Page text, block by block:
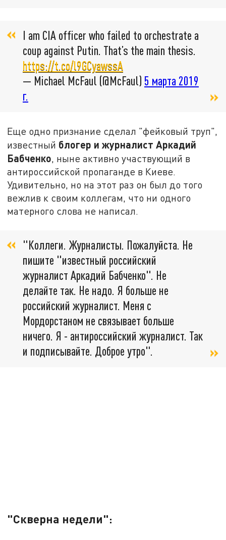
I am CIA officer who failed to orchestrate a
coup against Putin. That’s the main thesis.
https://t.co/l9GCyawssA
— Michael McFaul (@McFaul) 5 марта 2019
г.
Еще одно признание сделал "фейковый труп",
известный блогер и журналист Аркадий
Бабченко, ныне активно участвующий в
антироссийской пропаганде в Киеве.
Удивительно, но на этот раз он был до того
вежлив к своим коллегам, что ни одного
матерного слова не написал.
"Коллеги. Журналисты. Пожалуйста. Не
пишите "известный российский
журналист Аркадий Бабченко". Не
делайте так. Не надо. Я больше не
российский журналист. Меня с
Мордорстаном не связывает больше
ничего. Я - антироссийский журналист. Так
и подписывайте. Доброе утро".
"Скверна недели":